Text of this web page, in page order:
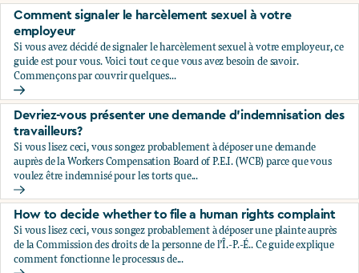
Comment signaler le harcèlement sexuel à votre
employeur
Si vous avez décidé de signaler le harcèlement sexuel à votre employeur, ce
guide est pour vous. Voici tout ce que vous avez besoin de savoir.
Commençons par couvrir quelques...
Comment signaler le harcèlement sexuel à votre employeur
Devriez-vous présenter une demande d’indemnisation des
travailleurs?
Si vous lisez ceci, vous songez probablement à déposer une demande
auprès de la Workers Compensation Board of P.E.I. (WCB) parce que vous
voulez être indemnisé pour les torts que...
Devriez-vous présenter une demande d’indemnisation des
How to decide whether to file a human rights complaint
Si vous lisez ceci, vous songez probablement à déposer une plainte auprès
de la Commission des droits de la personne de l’Î.-P.-É.. Ce guide explique
comment fonctionne le processus de...